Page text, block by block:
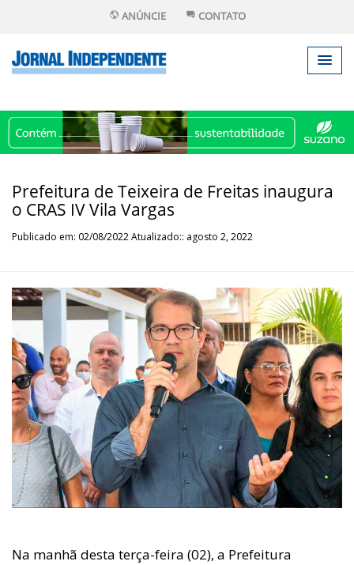
ANÚNCIE CONTATO
Prefeitura de Teixeira de Freitas inaugura
o CRAS IV Vila Vargas
Publicado em: 02/08/2022 Atualizado:: agosto 2, 2022
Na manhã desta terça-feira (02), a Prefeitura